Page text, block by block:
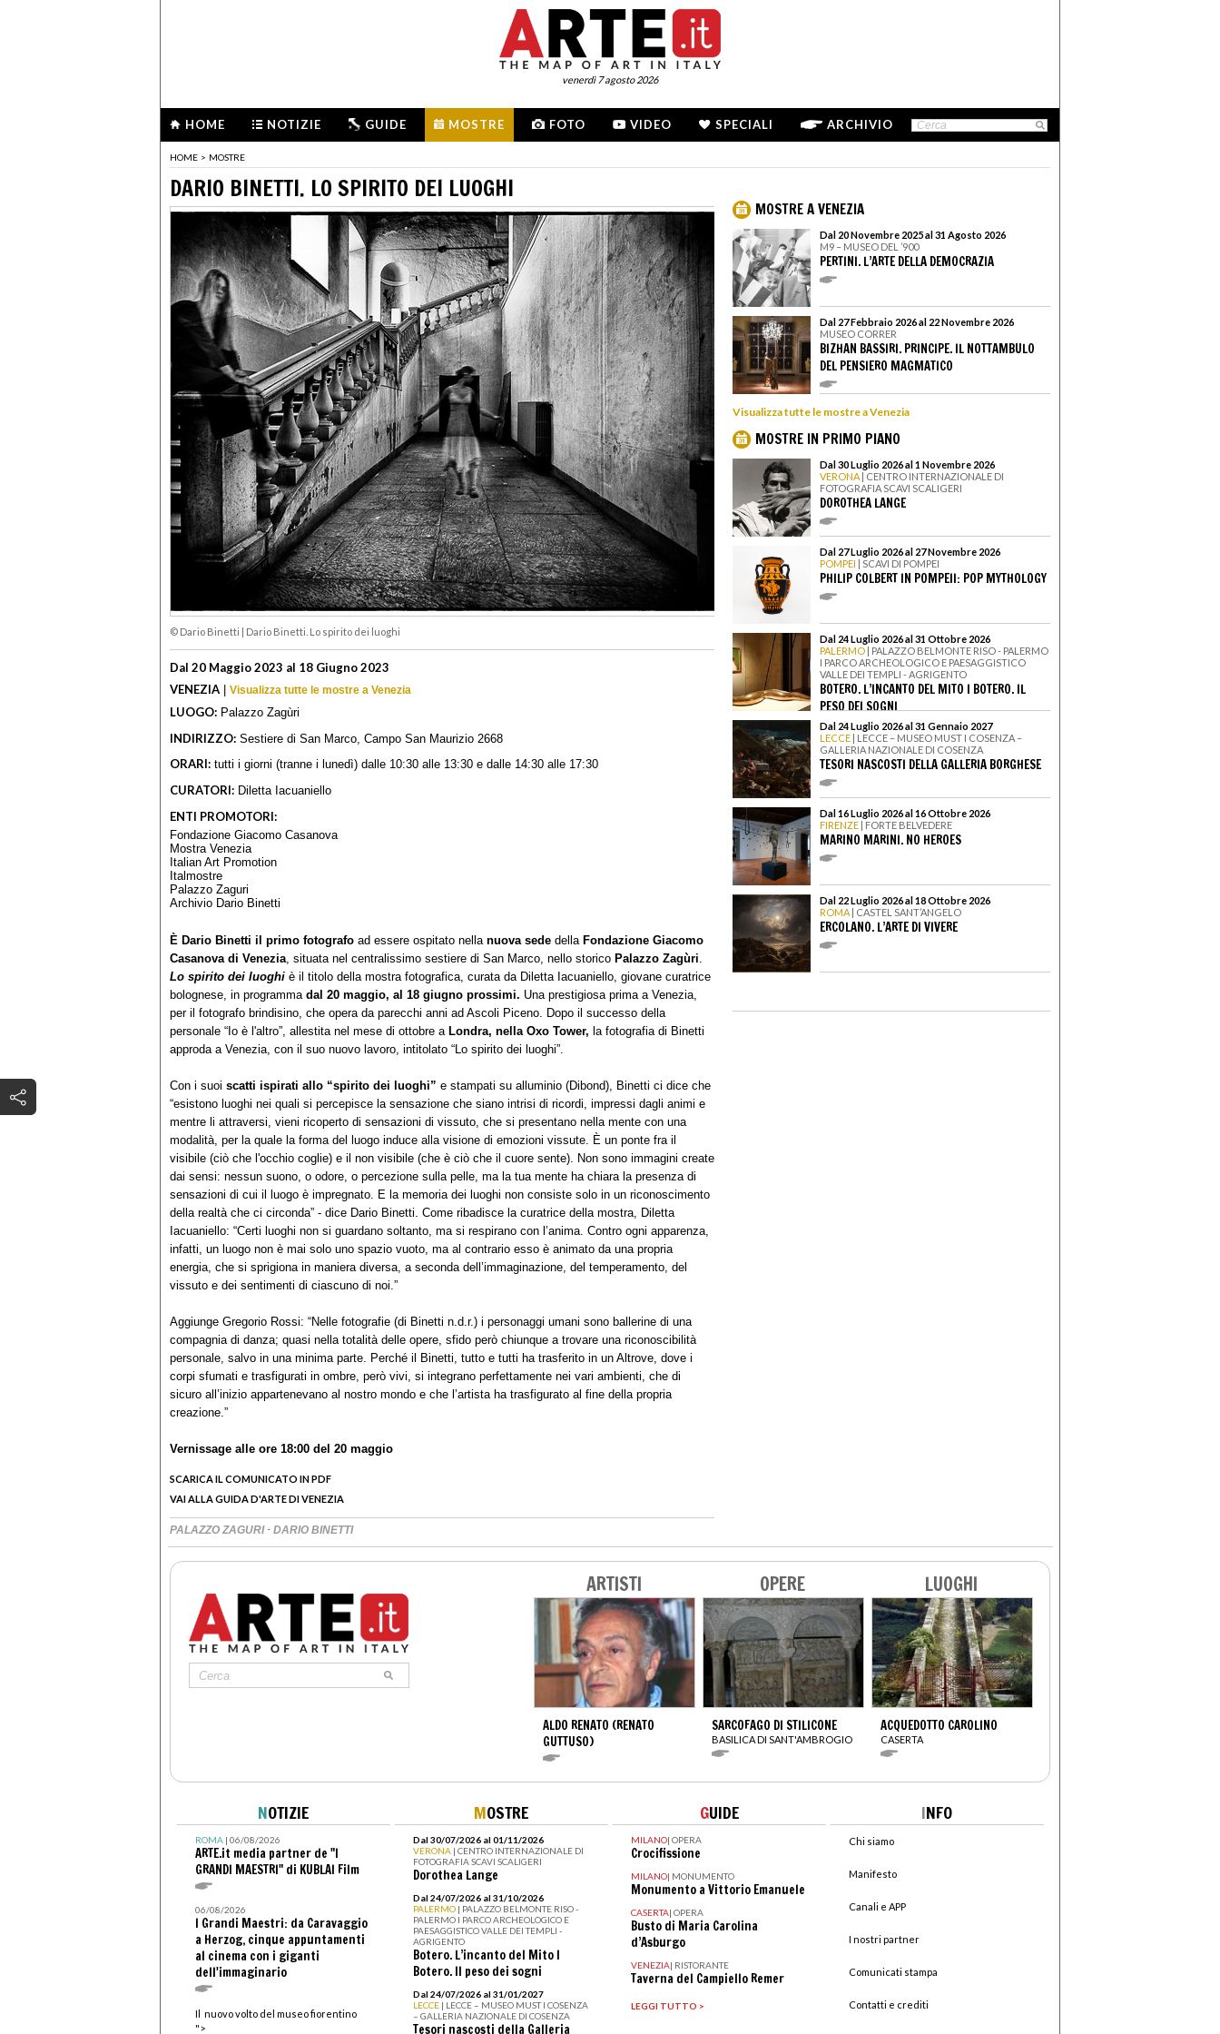
venerdì 7 agosto 2026
HOME NOTIZIE GUIDE MOSTRE FOTO VIDEO SPECIALI ARCHIVIO
HOME > MOSTRE
DARIO BINETTI. LO SPIRITO DEI LUOGHI
© Dario Binetti Dario Binetti. Lo spirito dei luoghi
Dal 20 Maggio 2023 al 18 Giugno 2023
VENEZIA | Visualizza tutte le mostre a Venezia
LUOGO: Palazzo Zagùri
INDIRIZZO: Sestiere di San Marco, Campo San Maurizio 2668
ORARI: tutti i giorni (tranne i lunedì) dalle 10:30 alle 13:30 e dalle 14:30 alle 17:30
CURATORI: Diletta Iacuaniello
ENTI PROMOTORI:
Fondazione Giacomo Casanova
Mostra Venezia
Italian Art Promotion
Italmostre
Palazzo Zaguri
Archivio Dario Binetti
È Dario Binetti il primo fotografo ad essere ospitato nella nuova sede della Fondazione Giacomo
Casanova di Venezia, situata nel centralissimo sestiere di San Marco, nello storico Palazzo Zagùri.
Lo spirito dei luoghi è il titolo della mostra fotografica, curata da Diletta Iacuaniello, giovane curatrice
bolognese, in programma dal 20 maggio, al 18 giugno prossimi. Una prestigiosa prima a Venezia,
per il fotografo brindisino, che opera da parecchi anni ad Ascoli Piceno. Dopo il successo della
personale “Io è l'altro”, allestita nel mese di ottobre a Londra, nella Oxo Tower, la fotografia di Binetti
approda a Venezia, con il suo nuovo lavoro, intitolato “Lo spirito dei luoghi”.
Con i suoi scatti ispirati allo “spirito dei luoghi” e stampati su alluminio (Dibond), Binetti ci dice che
“esistono luoghi nei quali si percepisce la sensazione che siano intrisi di ricordi, impressi dagli animi e
mentre li attraversi, vieni ricoperto di sensazioni di vissuto, che si presentano nella mente con una
modalità, per la quale la forma del luogo induce alla visione di emozioni vissute. È un ponte fra il
visibile (ciò che l'occhio coglie) e il non visibile (che è ciò che il cuore sente). Non sono immagini create
dai sensi: nessun suono, o odore, o percezione sulla pelle, ma la tua mente ha chiara la presenza di
sensazioni di cui il luogo è impregnato. E la memoria dei luoghi non consiste solo in un riconoscimento
della realtà che ci circonda” - dice Dario Binetti. Come ribadisce la curatrice della mostra, Diletta
Iacuaniello: “Certi luoghi non si guardano soltanto, ma si respirano con l’anima. Contro ogni apparenza,
infatti, un luogo non è mai solo uno spazio vuoto, ma al contrario esso è animato da una propria
energia, che si sprigiona in maniera diversa, a seconda dell’immaginazione, del temperamento, del
vissuto e dei sentimenti di ciascuno di noi.”
Aggiunge Gregorio Rossi: “Nelle fotografie (di Binetti n.d.r.) i personaggi umani sono ballerine di una
compagnia di danza; quasi nella totalità delle opere, sfido però chiunque a trovare una riconoscibilità
personale, salvo in una minima parte. Perché il Binetti, tutto e tutti ha trasferito in un Altrove, dove i
corpi sfumati e trasfigurati in ombre, però vivi, si integrano perfettamente nei vari ambienti, che di
sicuro all’inizio appartenevano al nostro mondo e che l’artista ha trasfigurato al fine della propria
creazione.”
Vernissage alle ore 18:00 del 20 maggio
SCARICA IL COMUNICATO IN PDF
VAI ALLA GUIDA D'ARTE DI VENEZIA
PALAZZO ZAGURI · DARIO BINETTI
MOSTRE A VENEZIA
Dal 20 Novembre 2025 al 31 Agosto 2026
M9 – MUSEO DEL ’900
PERTINI. L’ARTE DELLA DEMOCRAZIA
Dal 27 Febbraio 2026 al 22 Novembre 2026
MUSEO CORRER
BIZHAN BASSIRI. PRINCIPE. IL NOTTAMBULO
DEL PENSIERO MAGMATICO
Visualizza tutte le mostre a Venezia
MOSTRE IN PRIMO PIANO
Dal 30 Luglio 2026 al 1 Novembre 2026
VERONA | CENTRO INTERNAZIONALE DI
FOTOGRAFIA SCAVI SCALIGERI
DOROTHEA LANGE
Dal 27 Luglio 2026 al 27 Novembre 2026
POMPEI | SCAVI DI POMPEI
PHILIP COLBERT IN POMPEII: POP MYTHOLOGY
Dal 24 Luglio 2026 al 31 Ottobre 2026
PALERMO | PALAZZO BELMONTE RISO - PALERMO
I PARCO ARCHEOLOGICO E PAESAGGISTICO
VALLE DEI TEMPLI - AGRIGENTO
BOTERO. L’INCANTO DEL MITO I BOTERO. IL
PESO DEI SOGNI
Dal 24 Luglio 2026 al 31 Gennaio 2027
LECCE | LECCE – MUSEO MUST I COSENZA –
GALLERIA NAZIONALE DI COSENZA
TESORI NASCOSTI DELLA GALLERIA BORGHESE
Dal 16 Luglio 2026 al 16 Ottobre 2026
FIRENZE | FORTE BELVEDERE
MARINO MARINI. NO HEROES
Dal 22 Luglio 2026 al 18 Ottobre 2026
ROMA | CASTEL SANT’ANGELO
ERCOLANO. L’ARTE DI VIVERE
ARTISTI
ALDO RENATO (RENATO
GUTTUSO)
OPERE
SARCOFAGO DI STILICONE
BASILICA DI SANT'AMBROGIO
LUOGHI
ACQUEDOTTO CAROLINO
CASERTA
NOTIZIE
ROMA| 06/08/2026
ARTE.it media partner de "I
GRANDI MAESTRI" di KUBLAI Film
06/08/2026
I Grandi Maestri: da Caravaggio
a Herzog, cinque appuntamenti
al cinema con i giganti
dell'immaginario
Il nuovo volto del museo fiorentino
">
MOSTRE
Dal 30/07/2026 al 01/11/2026
VERONA | CENTRO INTERNAZIONALE DI
FOTOGRAFIA SCAVI SCALIGERI
Dorothea Lange
Dal 24/07/2026 al 31/10/2026
PALERMO | PALAZZO BELMONTE RISO -
PALERMO I PARCO ARCHEOLOGICO E
PAESAGGISTICO VALLE DEI TEMPLI -
AGRIGENTO
Botero. L’incanto del Mito I
Botero. Il peso dei sogni
Dal 24/07/2026 al 31/01/2027
LECCE | LECCE – MUSEO MUST I COSENZA
– GALLERIA NAZIONALE DI COSENZA
Tesori nascosti della Galleria
GUIDE
MILANO| OPERA
Crocifissione
MILANO| MONUMENTO
Monumento a Vittorio Emanuele
CASERTA| OPERA
Busto di Maria Carolina
d’Asburgo
VENEZIA| RISTORANTE
Taverna del Campiello Remer
LEGGI TUTTO >
INFO
Chi siamo
Manifesto
Canali e APP
I nostri partner
Comunicati stampa
Contatti e crediti